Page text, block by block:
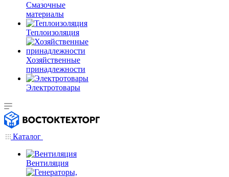
Смазочные
материалы
Теплоизоляция
Хозяйственные
принадлежности
Электротовары
Каталог
Вентиляция